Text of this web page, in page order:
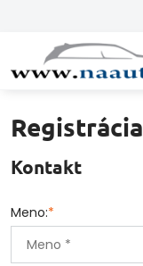
Registrácia
Kontakt
Meno:*